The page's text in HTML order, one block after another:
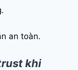
an toàn.
khi